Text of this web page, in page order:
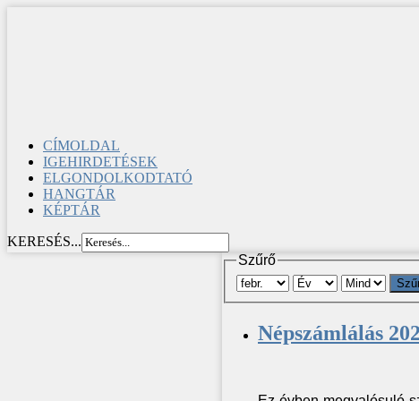
CÍMOLDAL
IGEHIRDETÉSEK
ELGONDOLKODTATÓ
HANGTÁR
KÉPTÁR
KERESÉS...
Szűrő
Népszámlálás